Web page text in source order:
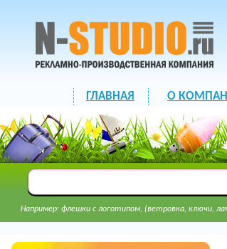
ГЛАВНАЯ О
Например: флешки с логотипом, (ветровка, ключи,